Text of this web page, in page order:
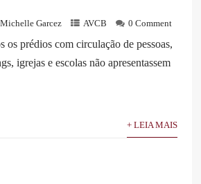
Michelle Garcez AVCB 0 Comment
os prédios com circulação de pessoas,
igrejas e escolas não apresentassem
+ LEIA MAIS